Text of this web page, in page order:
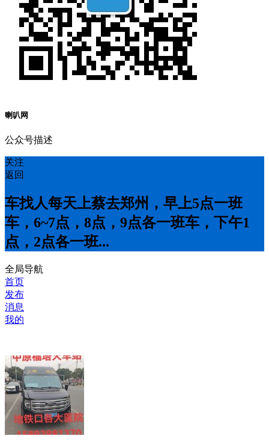
喇叭网
公众号描述
关注
返回
车找人每天上蔡去郑州，早上5点一班
车，6~7点，8点，9点各一班车，下午1
点，2点各一班...
全局导航
首页
发布
消息
我的